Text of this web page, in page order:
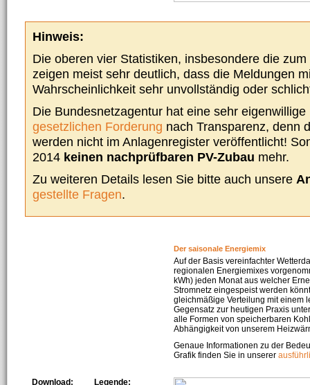
Hinweis:
Die oberen vier Statistiken, insbesondere die
zeigen meist sehr deutlich, dass die Meldungen
Wahrscheinlichkeit sehr unvollständig oder
Die Bundesnetzagentur hat eine sehr
gesetzlichen Forderung nach Transparenz, denn
werden nicht im Anlagenregister veröffentlicht!
2014 keinen nachprüfbaren PV-Zubau mehr.
Zu weiteren Details lesen Sie bitte auch unsere
gestellte Fragen.
Der saisonale Energiemix
Auf der Basis vereinfachter
regionalen Energiemixes
kWh) jeden Monat aus welcher
Stromnetz eingespeist werden
gleichmäßige Verteilung mit einem
Gegensatz zur heutigen Praxis
alle Formen von speicherbaren
Abhängigkeit von unserem
Genaue Informationen zu der
Grafik finden Sie in unserer
Legende:
Download: